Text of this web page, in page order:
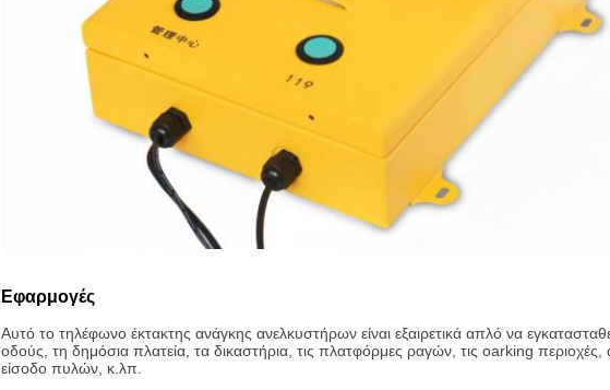
Εφαρμογές
Αυτό το τηλέφωνο έκτακτης ανάγκης ανελκυστήρων είναι εξαιρετικά απλό να
οδούς, τη δημόσια πλατεία, τα δικαστήρια, τις πλατφόρμες ραγών, τις oarking
είσοδο πυλών, κ.λπ.